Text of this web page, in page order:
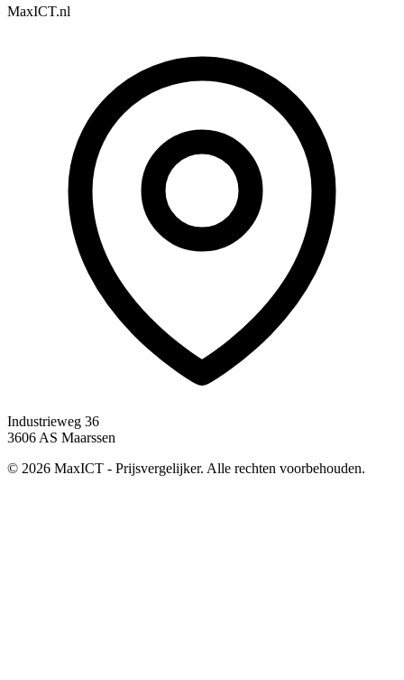
MaxICT.nl
Industrieweg 36
3606 AS Maarssen
© 2026 MaxICT - Prijsvergelijker. Alle rechten voorbehouden.